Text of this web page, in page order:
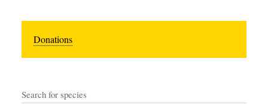
Donations
Search for species